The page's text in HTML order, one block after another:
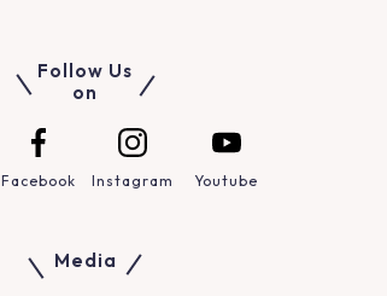
Follow Us
on
Facebook Instagram Youtube
Media